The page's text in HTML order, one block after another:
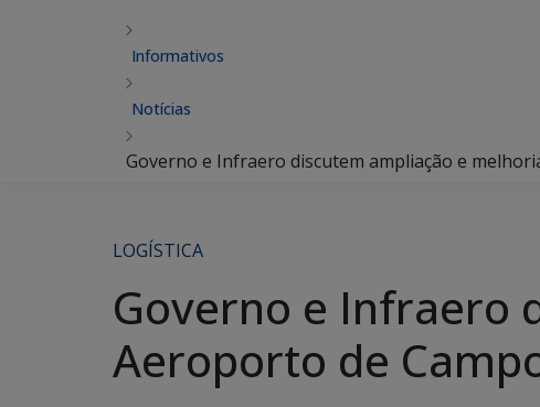
Informativos
Notícias
Governo e Infraero discutem ampliação e
LOGÍSTICA
Governo e Infraero
Aeroporto de